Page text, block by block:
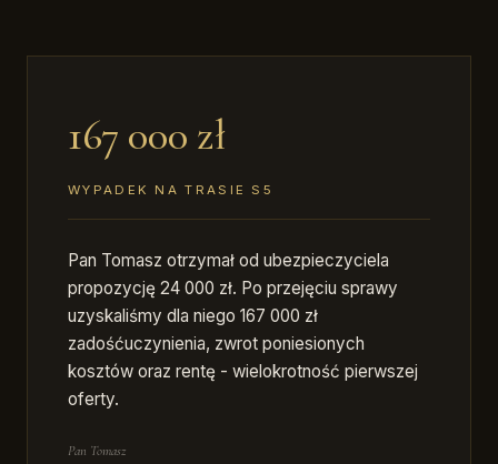
167 000 zł
WYPADEK NA TRASIE S5
Pan Tomasz otrzymał od ubezpieczyciela
propozycję 24 000 zł. Po przejęciu sprawy
uzyskaliśmy dla niego 167 000 zł
zadośćuczynienia, zwrot poniesionych
kosztów oraz rentę - wielokrotność pierwszej
oferty.
Pan Tomasz